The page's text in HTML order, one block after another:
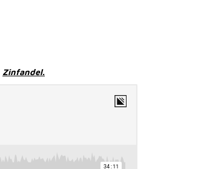
Zinfandel.